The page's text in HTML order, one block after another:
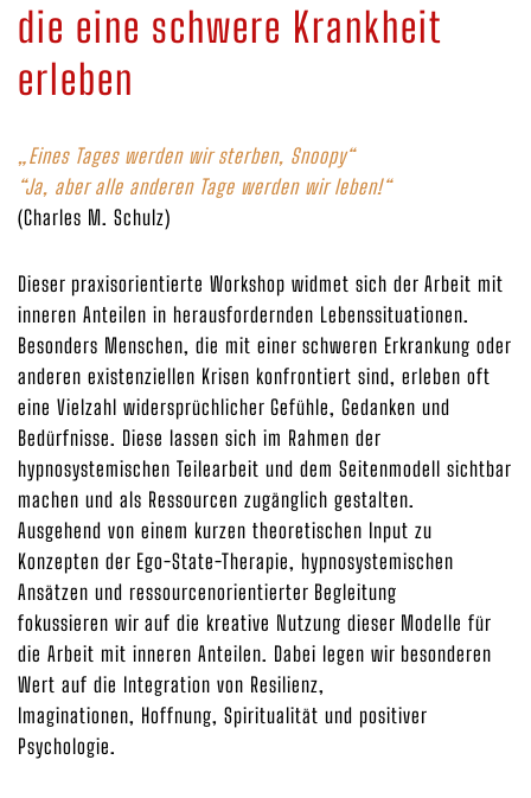
die eine schwere Krankheit
erleben
„Eines Tages werden wir sterben, Snoopy“
“Ja, aber alle anderen Tage werden wir leben!“
(Charles M. Schulz)
Dieser praxisorientierte Workshop widmet sich der Arbeit mit
inneren Anteilen in herausfordernden Lebenssituationen.
Besonders Menschen, die mit einer schweren Erkrankung oder
anderen existenziellen Krisen konfrontiert sind, erleben oft
eine Vielzahl widersprüchlicher Gefühle, Gedanken und
Bedürfnisse. Diese lassen sich im Rahmen der
hypnosystemischen Teilearbeit und dem Seitenmodell sichtbar
machen und als Ressourcen zugänglich gestalten.
Ausgehend von einem kurzen theoretischen Input zu
Konzepten der Ego-State-Therapie, hypnosystemischen
Ansätzen und ressourcenorientierter Begleitung
fokussieren wir auf die kreative Nutzung dieser Modelle für
die Arbeit mit inneren Anteilen. Dabei legen wir besonderen
Wert auf die Integration von Resilienz,
Imaginationen, Hoffnung, Spiritualität und positiver
Psychologie.